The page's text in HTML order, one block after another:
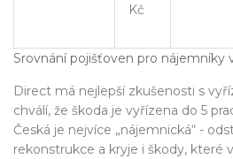
Srovnání pojišťoven pro nájemníky
Kč
Direct má nejlepší zkušenosti s
chválí, že škoda je vyřízena do 5
Česká je nejvíce „nájemnická“ -
rekonstrukce a kryje i škody, které